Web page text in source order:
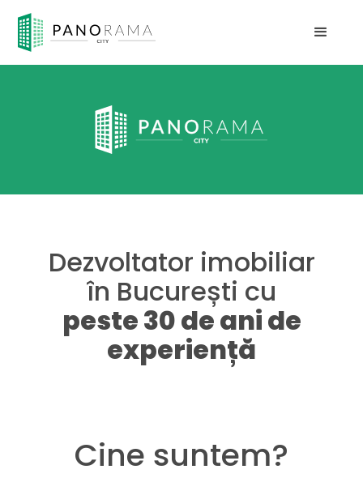
Dezvoltator imobiliar
în București cu
peste 30 de ani de
experiență
Cine suntem?